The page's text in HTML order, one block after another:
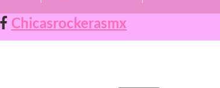
Chicasrockerasmx